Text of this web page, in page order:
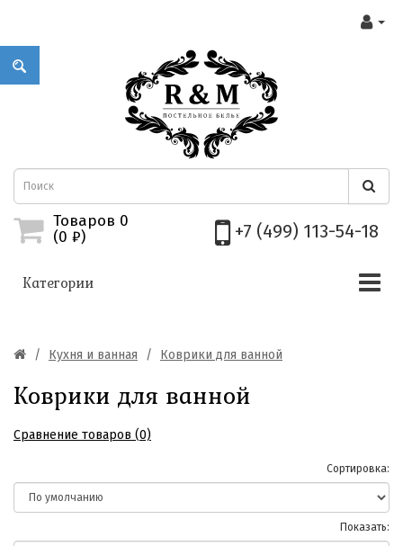
Товаров 0
(0 ₽) +7 (499) 113-54-18
Категории
Кухня и ванная Коврики для ванной
Коврики для ванной
Сравнение товаров (0)
Сортировка:
Показать: